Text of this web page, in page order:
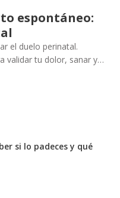
espontáneo:
el duelo perinatal.
validar tu dolor, sanar y
si lo padeces y qué